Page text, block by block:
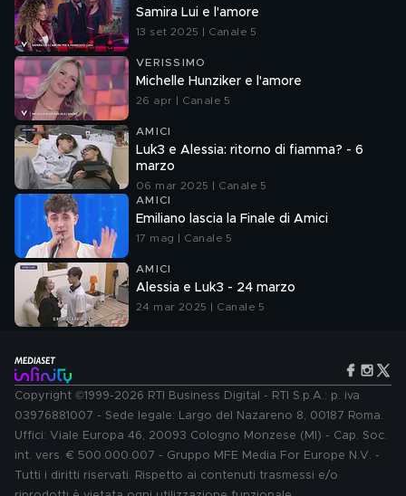
Samira Lui e l'amore
13 set 2025 | Canale 5
VERISSIMO
Michelle Hunziker e l'amore
26 apr | Canale 5
AMICI
Luk3 e Alessia: ritorno di fiamma? - 6
marzo
06 mar 2025 | Canale 5
AMICI
Emiliano lascia la Finale di Amici
17 mag | Canale 5
AMICI
Alessia e Luk3 - 24 marzo
24 mar 2025 | Canale 5
Copyright ©1999-2026 RTI Business Digital - RTI S.p.A.: p. iva
03976881007 - Sede legale: Largo del Nazareno 8, 00187 Roma.
Uffici: Viale Europa 46, 20093 Cologno Monzese (MI) - Cap. Soc.
int. vers. € 500.000.007 - Gruppo MFE Media For Europe N.V. -
Tutti i diritti riservati. Rispetto ai contenuti trasmessi e/o